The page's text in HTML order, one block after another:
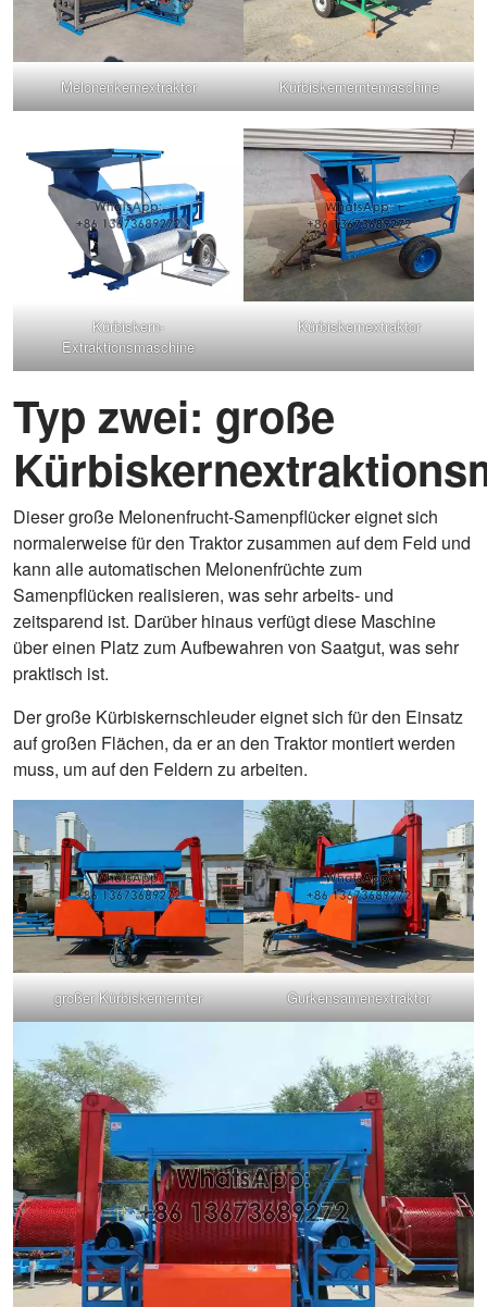
Melonenkernextraktor Kürbiskernerntemaschine
Kürbiskern-
Extraktionsmaschine
Kürbiskernextraktor
Typ zwei: große
Dieser große Melonenfrucht-Samenpflücker eignet sich
normalerweise für den Traktor zusammen auf dem Feld und
kann alle automatischen Melonenfrüchte zum
Samenpflücken realisieren, was sehr arbeits- und
zeitsparend ist. Darüber hinaus verfügt diese Maschine
über einen Platz zum Aufbewahren von Saatgut, was sehr
praktisch ist.
Der große Kürbiskernschleuder eignet sich für den Einsatz
auf großen Flächen, da er an den Traktor montiert werden
muss, um auf den Feldern zu arbeiten.
großer Kürbiskernernter Gurkensamenextraktor